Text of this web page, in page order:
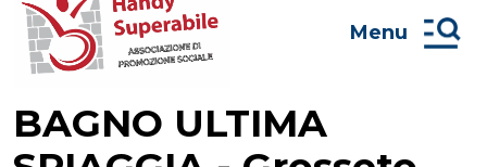
Menu
BAGNO ULTIMA